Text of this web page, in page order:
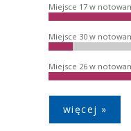
Miejsce 17 w
Miejsce 30 w
Miejsce 26 w
więcej »